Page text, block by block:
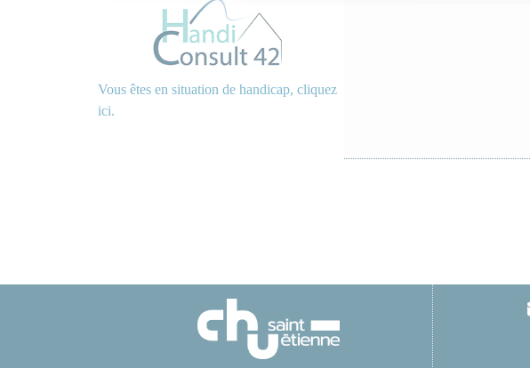
Vous êtes en situation de handicap, cliquez
ici.